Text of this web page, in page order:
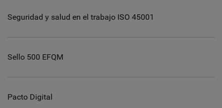
Seguridad y salud en el trabajo ISO 45001
Sello 500 EFQM
Pacto Digital